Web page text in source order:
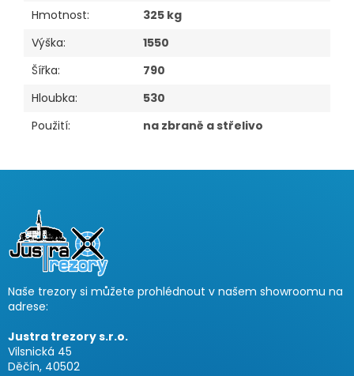
Hmotnost:
325 kg
Výška:
1550
Šířka:
790
Hloubka:
530
Použití: na zbraně a střelivo
a
Naše trezory si můžete prohlédnout v našem showroomu na
adrese:
Justra trezory s.r.o.
Vilsnická 45
Děčín, 40502